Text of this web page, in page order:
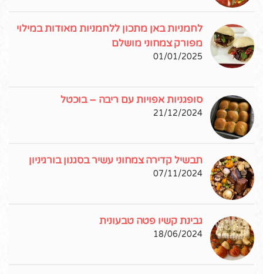
לחמניות באן מתכון ללחמניות מאודות במילוי
מפורק צמחוני מושלם
01/01/2025
סופגניות אפויות עם ריבה – בוכטל
21/12/2024
תבשיל קדירה צמחוני עשיר בסגנון בורגיניון
07/11/2024
גבינת קשיו פטה טבעונית
18/06/2024